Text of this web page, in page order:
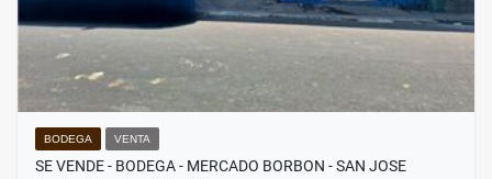
BODEGA VENTA
SE VENDE - BODEGA - MERCADO BORBON - SAN JOSE